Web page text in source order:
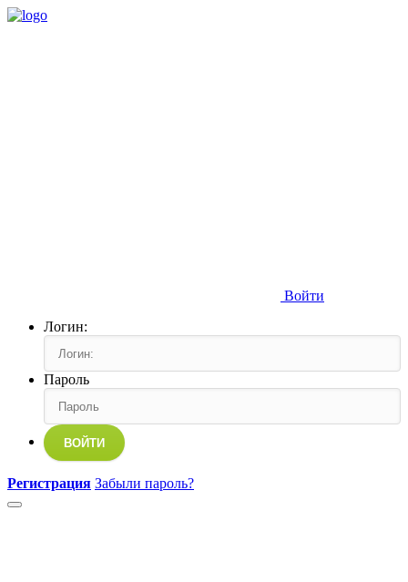
Войти
Логин:
Пароль
ВОЙТИ
Регистрация Забыли пароль?